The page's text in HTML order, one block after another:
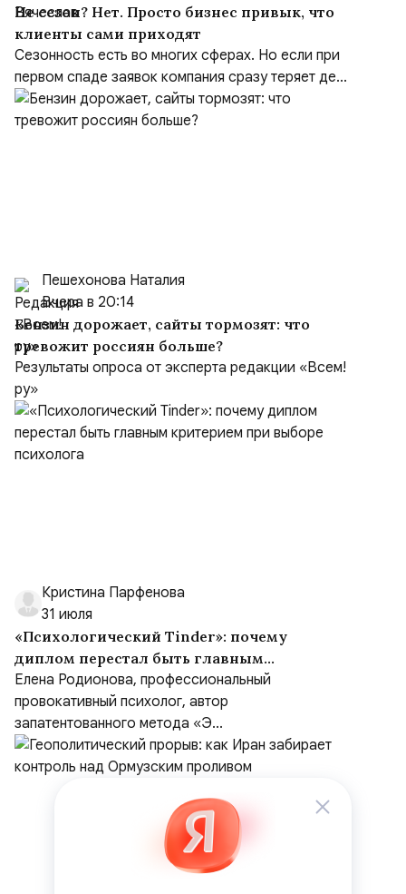
Не сезон? Нет. Просто бизнес привык, что
клиенты сами приходят
Сезонность есть во многих сферах. Но если при
первом спаде заявок компания сразу теряет де...
Пешехонова Наталия
Вчера в 20:14
Бензин дорожает, сайты тормозят: что
тревожит россиян больше?
Результаты опроса от эксперта редакции «Всем!
ру»
Кристина Парфенова
31 июля
«Психологический Tinder»: почему
диплом перестал быть главным
критерием при выборе психолога
Елена Родионова, профессиональный
провокативный психолог, автор
запатентованного метода «Э...